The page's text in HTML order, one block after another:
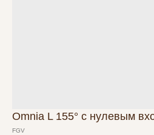
Omnia L 155° с нулевым
FGV